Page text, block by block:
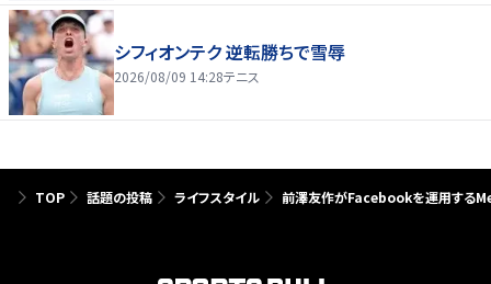
シフィオンテク 逆転勝ちで雪辱
2026/08/09 14:28テニス
TOP 話題の投稿 ライフスタイル 前澤友作がFacebookを運用する